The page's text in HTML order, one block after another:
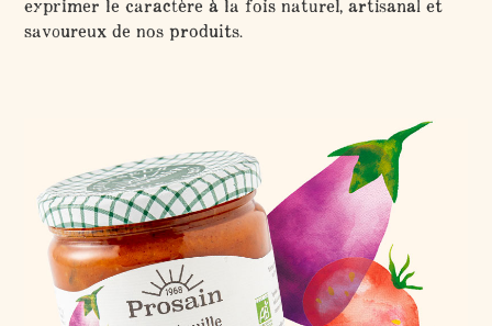
exprimer le caractère à la fois naturel, artisanal et
savoureux de nos produits.